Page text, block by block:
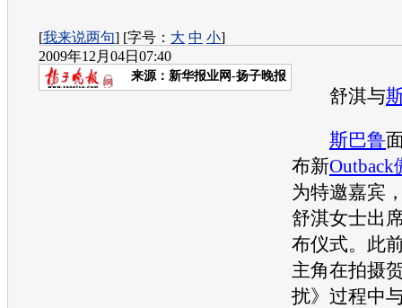
[我来说两句] [字号： 大 中 小]
2009年12月04日07:40
来源： 新华报业网-扬子晚报
舒淇与
斯巴鲁
布新Outback
为特邀嘉宾
舒淇女士出
布仪式。此
主角在拍摄
扰》过程中